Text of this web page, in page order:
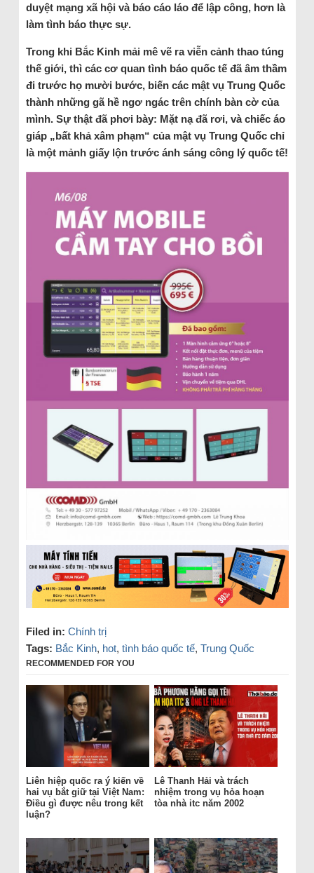
duyệt mạng xã hội và báo cáo láo để lập công, hơn là
làm tình báo thực sự.
Trong khi Bắc Kinh mải mê vẽ ra viễn cảnh thao túng
thế giới, thì các cơ quan tình báo quốc tế đã âm thầm
đi trước họ mười bước, biến các mật vụ Trung Quốc
thành những gã hề ngơ ngác trên chính bàn cờ của
mình. Sự thật đã phơi bày: Mặt nạ đã rơi, và chiếc áo
giáp „bất khả xâm phạm“ của mật vụ Trung Quốc chỉ
là một mảnh giấy lộn trước ánh sáng công lý quốc tế!
Filed in: Chính trị
Tags: Bắc Kinh, hot, tình báo quốc tế, Trung Quốc
RECOMMENDED FOR YOU
Liên hiệp quốc ra ý kiến về
hai vụ bắt giữ tại Việt Nam:
Điều gì được nêu trong kết
luận?
Lê Thanh Hải và trách
nhiệm trong vụ hỏa hoạn
tòa nhà itc năm 2002